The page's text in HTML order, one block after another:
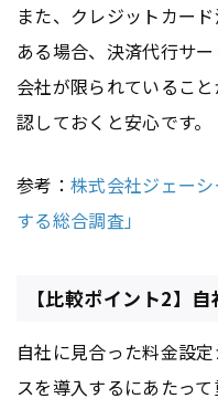
また、クレジットカー
ある場合、決済代行サ
会社が限られているこ
認しておくと安心です。
参考： 株式会社ジェー
する総合調査」
【比較ポイント2】
自社に見合った料金設
スを導入するにあたって